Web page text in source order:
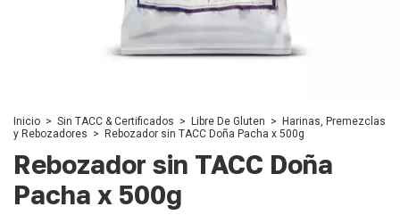
Inicio > Sin TACC & Certificados > Libre De Gluten >
Harinas, Premezclas
y Rebozadores > Rebozador sin TACC Doña Pacha x 500g
Rebozador sin TACC Doña
Pacha x 500g